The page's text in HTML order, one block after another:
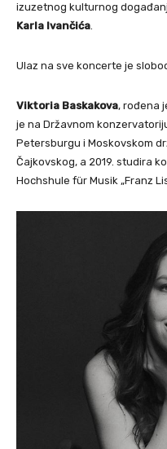
izuzetnog kulturnog
Karla Ivančića
Ulaz na sve koncerte je
Viktoria Baskakova, rođena
je na Državnom
Petersburgu i Moskovskom
Čajkovskog, a 2019. studira
Hochshule für Musik „Franz